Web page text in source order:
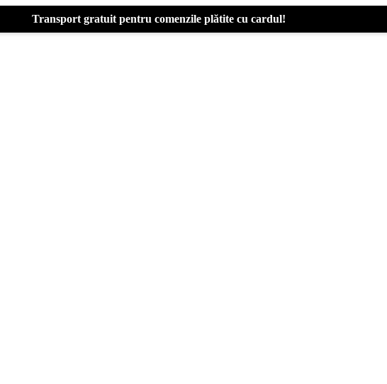
Transport gratuit pentru comenzile plătite cu cardul!